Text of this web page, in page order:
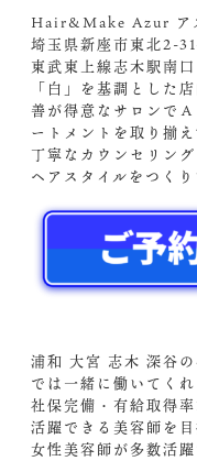
Hair&Make Azur ア
埼玉県新座市東北2-
東武東上線志木駅南口
「白」を基調とした
善が得意なサロンで
ートメントを取り揃え
丁寧なカウンセリン
ヘアスタイルをつくり
浦和 大宮 志木 深谷
では一緒に働いてく
社保完備・有給取得
活躍できる美容師を
女性美容師が多数活躍